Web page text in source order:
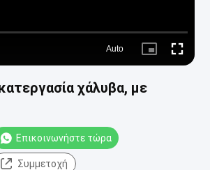
Auto
Picture- Fullscreen
χάλυβα, με
Επικοινωνήστε τώρα
Συμμετοχή